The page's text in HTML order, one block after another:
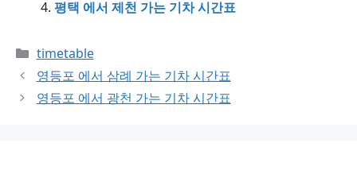
평택 에서 제천 가는 기차 시간표
Categories
timetable
영등포 에서 삼례 가는 기차 시간표
영등포 에서 광천 가는 기차 시간표